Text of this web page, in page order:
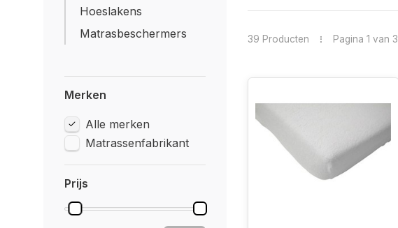
Hoeslakens
Matrasbeschermers
Merken
Alle merken
Matrassenfabrikant
Prijs
39 Producten Pagina 1 van 3